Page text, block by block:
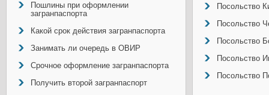
Пошлины при оформлении
загранпаспорта
Какой срок действия загранпаспорта
Занимать ли очередь в ОВИР
Срочное оформление загранпаспорта
Получить второй загранпаспорт
Посольство
Посольство
Посольство
Посольство
Посольство